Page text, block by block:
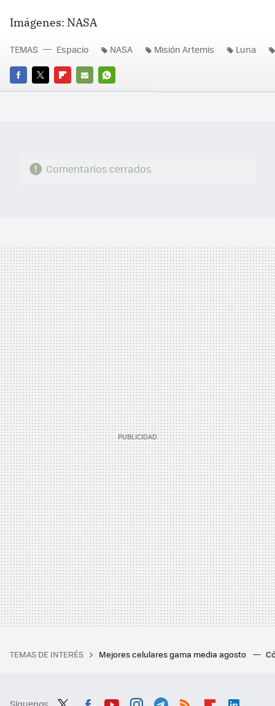
Imágenes: NASA
FACEBOOK
TWITTERFLIPBOARD
E-
WHATSAPP
TEMAS Espacio NASA Misión Artemis Luna
Comentarios cerrados
TEMAS DE INTERÉS Mejores celulares gama media agosto